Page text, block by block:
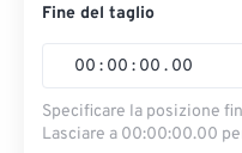
Fine del taglio
00 : 00 : 00 . 00
Specificare la posizione
Lasciare a 00:00:00.00